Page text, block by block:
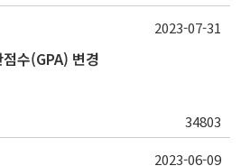
수(GPA) 변경
34803
2023-07-31
2023-06-09